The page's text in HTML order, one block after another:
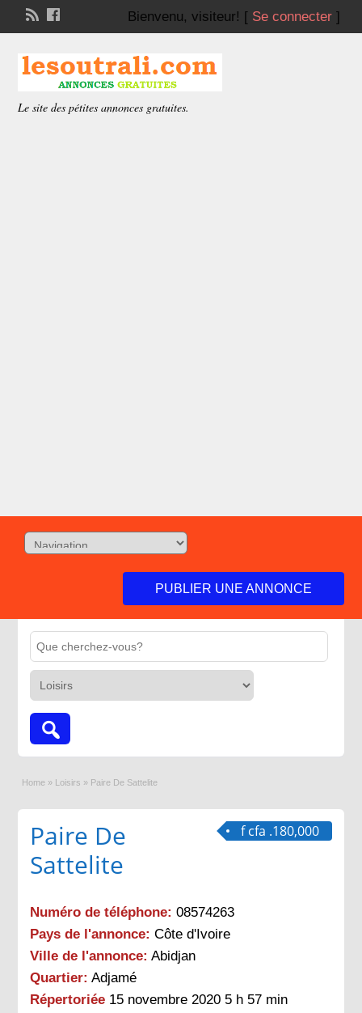
Bienvenu, visiteur! [ Se connecter]
Le site des pétites annonces gratuites.
PUBLIER UNE ANNONCE
Home » Loisirs » Paire De Sattelite
f cfa .180,000
Paire De
Sattelite
Numéro de téléphone: 08574263
Pays de l'annonce: Côte d'Ivoire
Ville de l'annonce: Abidjan
Quartier: Adjamé
Répertoriée 15 novembre 2020 5 h 57 min